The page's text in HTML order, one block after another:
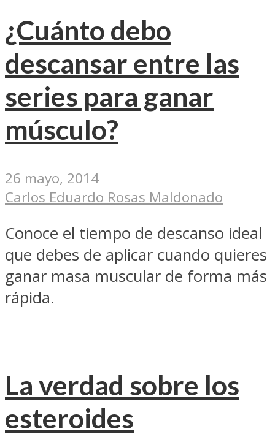
¿Cuánto debo
descansar entre las
series para ganar
músculo?
26 mayo, 2014
Carlos Eduardo Rosas Maldonado
Conoce el tiempo de descanso ideal
que debes de aplicar cuando quieres
ganar masa muscular de forma más
rápida.
La verdad sobre los
esteroides